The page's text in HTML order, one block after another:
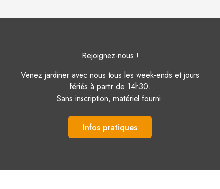
respectueuses du vivant. Parmi elles : la
Rejoignez-nous !
Venez jardiner avec nous tous les week-ends et jours
fériés à partir de 14h30.
Sans inscription, matériel fourni.
Infos pratiques